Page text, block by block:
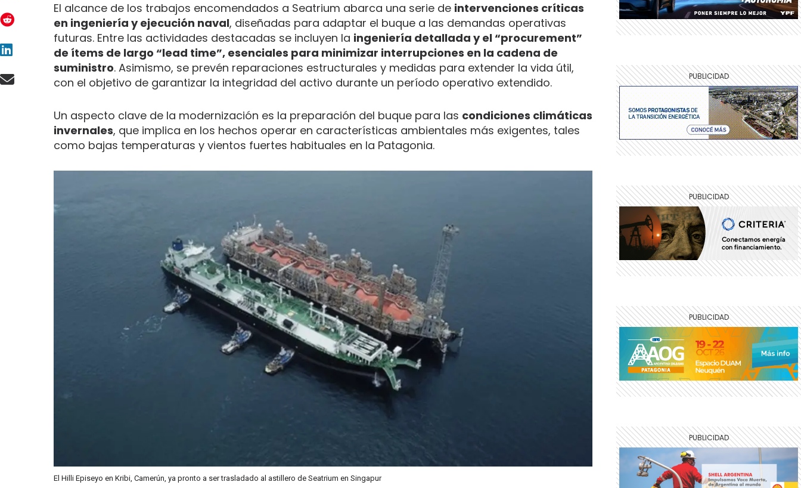
El alcance de los trabajos encomendados a Seatrium abarca una serie de intervenciones críticas
en ingeniería y ejecución naval, diseñadas para adaptar el buque a las demandas operativas
futuras. Entre las actividades destacadas se incluyen la ingeniería detallada y el “procurement”
de ítems de largo “lead time”, esenciales para minimizar interrupciones en la cadena de
suministro. Asimismo, se prevén reparaciones estructurales y medidas para extender la vida útil,
con el objetivo de garantizar la integridad del activo durante un período operativo extendido.
Un aspecto clave de la modernización es la preparación del buque para las condiciones climáticas
invernales, que implica en los hechos operar en características ambientales más exigentes, tales
como bajas temperaturas y vientos fuertes habituales en la Patagonia.
El Hilli Episeyo en Kribi, Camerún, ya pronto a ser trasladado al astillero de Seatrium en Singapur